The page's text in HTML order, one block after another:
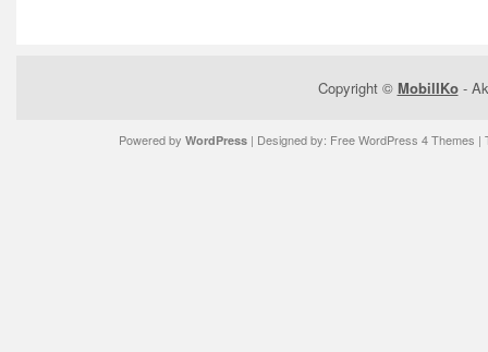
Copyright © MobilIKo-
Powered by WordPress| Designed by: Free WordPress 4 Themes |